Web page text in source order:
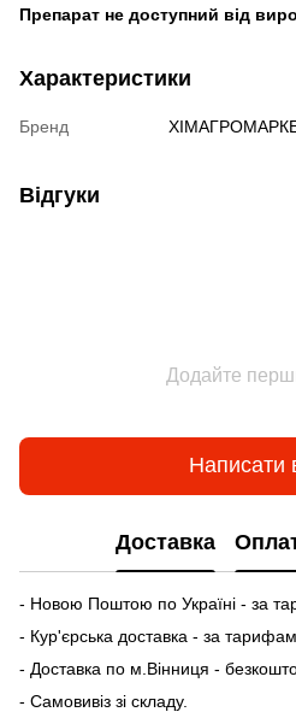
Препарат не доступний від
Характеристики
Бренд
Відгуки
Додайте
Написати
Доставка
- Новою Поштою по Україні - за
- Кур'єрська доставка - за
- Доставка по м.Вінниця -
- Самовивіз зі складу.